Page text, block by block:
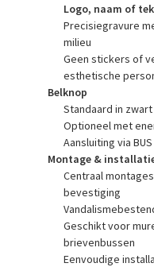
Logo, naam of
Precisiegravure
milieu
Geen stickers of
esthetische
Belknop
Standaard in
Optioneel met
Aansluiting via BUS
Montage &
Centraal
bevestiging
Geschikt voor
brievenbussen
Eenvoudige